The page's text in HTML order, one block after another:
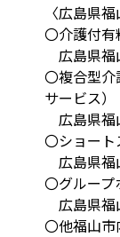
〈広島県福
〇介護付
広島県福
〇複合型
サービス）
広島県福
〇ショー
広島県福
〇グルー
広島県福
〇他福山